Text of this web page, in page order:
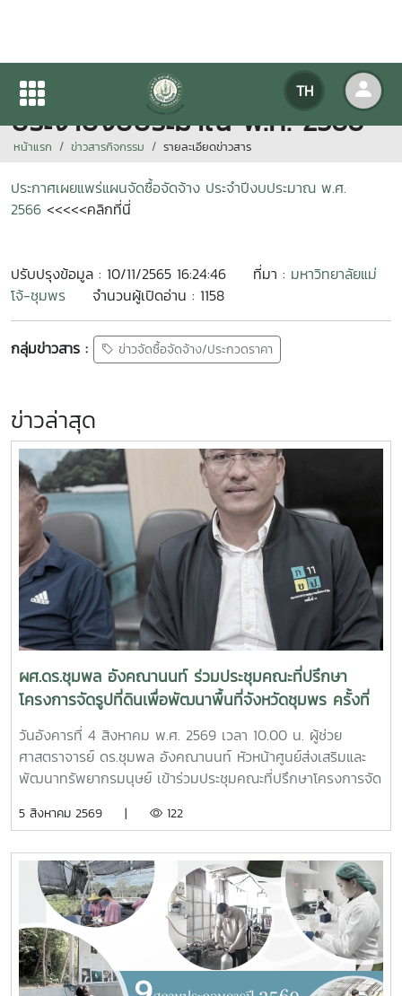
TH
ประกาศเผยแพร่แผนจัดซื้อจัดจ้าง
ประจำปีงบประมาณ พ.ศ. 2566
หน้าแรก ข่าวสารกิจกรรม รายละเอียดข่าวสาร
ประกาศเผยแพร่แผนจัดซื้อจัดจ้าง ประจำปีงบประมาณ พ.ศ.
2566 <<<<<คลิกที่นี่
ปรับปรุงข้อมูล : 10/11/2565 16:24:46 ที่มา : มหาวิทยาลัยแม่
โจ้-ชุมพร
จำนวนผู้เปิดอ่าน : 1158
กลุ่มข่าวสาร : ข่าวจัดซื้อจัดจ้าง/ประกวดราคา
ข่าวล่าสุด
ผศ.ดร.ชุมพล อังคณานนท์ ร่วมประชุมคณะที่ปรึกษา
โครงการจัดรูปที่ดินเพื่อพัฒนาพื้นที่จังหวัดชุมพร ครั้งที่
2/2569
วันอังคารที่ 4 สิงหาคม พ.ศ. 2569 เวลา 10.00 น. ผู้ช่วย
ศาสตราจารย์ ดร.ชุมพล อังคณานนท์ หัวหน้าศูนย์ส่งเสริมและ
พัฒนาทรัพยากรมนุษย์ เข้าร่วมประชุมคณะที่ปรึกษาโครงการจัด
รวม สาย ก3 และ ก4ในเขตผังเมืองรวมชุมชนปากน้ำหลังสวน
ศาลากลางจังหวัดชุมพร โดยมีนายจักรพงศ์ นิลไพรัช ธนารักษ์
พื้นที่ชุมพร เป็นประธานในการประชุมในการนี้ นายอุดม จิตตวงค์
โยธาธิการและผังเมืองจังหวัดชุมพร พร้อมด้วยคณะที่ปรึกษา
โครงการจัดรูปที่ดินเพื่อพัฒนาพื้นที่ส่วนจังหวัดชุมพร บริเวณ
ถนนผังเมืองรวม สาย ก3 และก4 ในเขตผังเมืองรวมชุมชน
ปากน้ำหลังสวน เข้าร่วมการประชุมฯ ดังกล่าว เพื่อพิจารณาขอ
5 สิงหาคม 2569 | 122